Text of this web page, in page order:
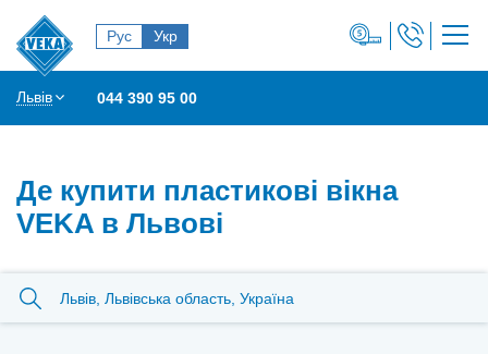
Рус Укр
Львів 044 390 95 00
Де купити пластикові вікна
VEKA в Львові